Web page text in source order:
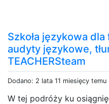
Szkoła językowa
audyty językowe,
TEACHERSteam
Dodano: 2 lata 11 miesięcy temu
W tej podróży ku